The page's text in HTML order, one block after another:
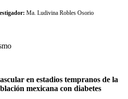
Ma. Ludivina Robles Osorio
en estadios tempranos de la
mexicana con diabetes